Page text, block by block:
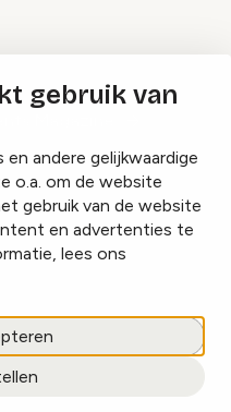
gebruik van
en andere gelijkwaardige
o.a. om de website
gebruik van de website
en advertenties te
lees ons
Magazine